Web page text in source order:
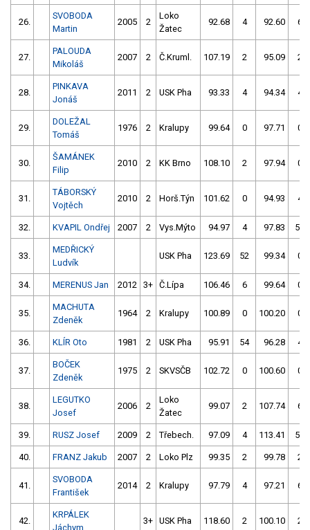
26.
SVOBODA
Martin
2005 2
Loko
Žatec
92.68 4 92.60 6
27.
PALOUDA
Mikoláš
2007 2 Č.Kruml. 107.19 2 95.09 2
28.
PINKAVA
Jonáš
2011 2 USK Pha 93.33 4 94.34 4
29.
DOLEŽAL
Tomáš
1976 2 Kralupy 99.64 0 97.71 0
30.
ŠAMÁNEK
Filip
2010 2 KK Brno 108.10 2 97.94 0
31.
TÁBORSKÝ
Vojtěch
2010 2 Horš.Týn 101.62 0 94.93 4
32. KVAPIL Ondřej 2007 2 Vys.Mýto 94.97 4 97.83 56
33.
MEDŘICKÝ
Ludvík
USK Pha 123.69 52 99.34 0
34. MERENUS Jan 2012 3+ Č.Lípa 106.46 6 99.64 0
35.
MACHUTA
Zdeněk
1964 2 Kralupy 100.89 0 100.20 0
36. KLÍR Oto 1981 2 USK Pha 95.91 54 96.28 4
37.
BOČEK
Zdeněk
1975 2 SKVSČB 102.72 0 100.60 0
38.
LEGUTKO
Josef
2006 2
Loko
Žatec
99.07 2 107.74 6
39. RUSZ Josef 2009 2 Třebech. 97.09 4 113.41 50
40. FRANZ Jakub 2007 2 Loko Plz 99.35 2 99.78 2
41.
SVOBODA
František
2014 2 Kralupy 97.79 4 97.21 6
42.
KRPÁLEK
Jáchym
3+ USK Pha 118.60 2 100.10 2